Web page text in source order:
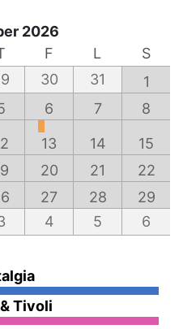
2026
F L
S
30 31
1
6 7 8
13 14
15
20 21
22
27 28
29
4 5 6
Tivoli